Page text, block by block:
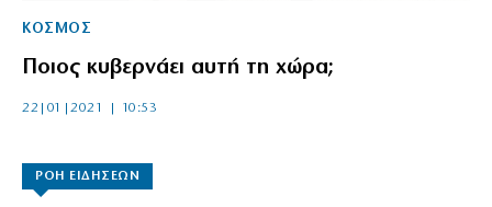
ΚΟΣΜΟΣ
Ποιος κυβερνάει αυτή τη χώρα;
22|01|2021 | 10:53
ΡΟΗ ΕΙΔΗΣΕΩΝ